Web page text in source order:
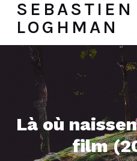
SEBASTIEN
LOGHMAN
Là où
film